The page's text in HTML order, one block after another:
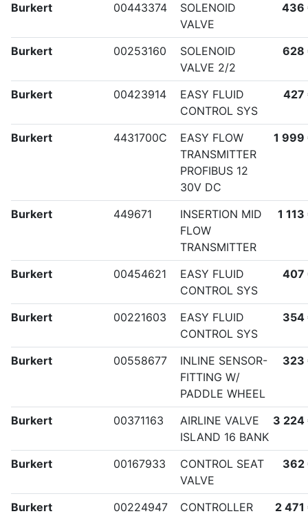
Burkert 00443374
SOLENOID
VALVE
436
Burkert 00253160
SOLENOID
VALVE 2/2
628
Burkert 00423914
EASY FLUID
CONTROL SYS
427
Burkert 4431700C
EASY FLOW
TRANSMITTER
PROFIBUS 12
30V DC
1 999
Burkert 449671
INSERTION MID
FLOW
TRANSMITTER
1 113
Burkert 00454621
EASY FLUID
CONTROL SYS
407
Burkert 00221603
EASY FLUID
CONTROL SYS
354
Burkert 00558677
INLINE SENSOR-
FITTING W/
PADDLE WHEEL
323
Burkert 00371163
AIRLINE VALVE
ISLAND 16 BANK
3 224
Burkert 00167933
CONTROL SEAT
VALVE
362
Burkert 00224947
CONTROLLER
2 471